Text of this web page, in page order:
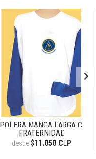
POLERA MANGA LARGA C.
FRATERNIDAD
desde$11.050 CLP